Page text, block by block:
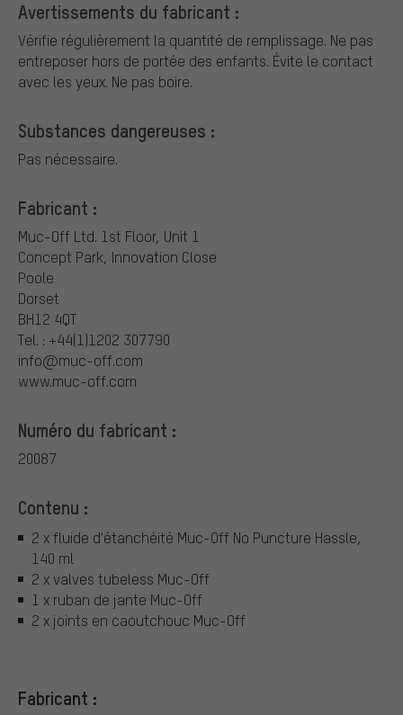
Avertissements du fabricant :
Vérifie régulièrement la quantité de remplissage. Ne pas
entreposer hors de portée des enfants. Évite le contact
avec les yeux. Ne pas boire.
Substances dangereuses :
Pas nécessaire.
Fabricant :
Muc-Off Ltd. 1st Floor, Unit 1
Concept Park, Innovation Close
Poole
Dorset
BH12 4QT
Tel. : +44(1)1202 307790
info@muc-off.com
www.muc-off.com
Numéro du fabricant :
20087
Contenu :
2 x fluide d'étanchéité Muc-Off No Puncture Hassle,
140 ml
2 x valves tubeless Muc-Off
1 x ruban de jante Muc-Off
2 x joints en caoutchouc Muc-Off
Fabricant :